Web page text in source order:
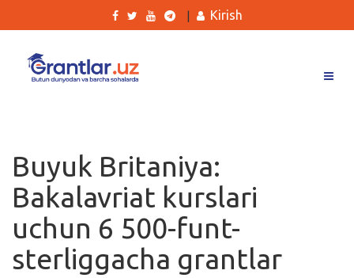
Ishlar
Kurslar
Blog
Yana
Kirish
Buyuk Britaniya:
Bakalavriat kurslari
uchun 6 500-funt-
sterliggacha grantlar